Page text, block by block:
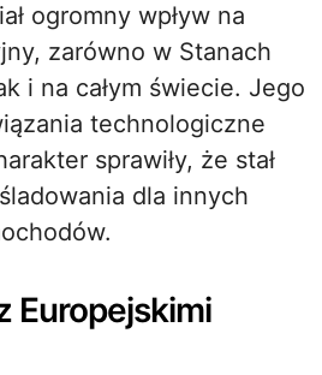
ogromny wpływ na
zarówno w Stanach
i na całym świecie. Jego
technologiczne
sprawiły, że stał
dla innych
Europejskimi